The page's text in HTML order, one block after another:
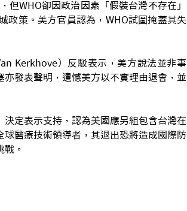
但WHO卻因政治因素「假裝台灣不存在」
政策。美方官員認為，WHO試圖掩蓋其失
Kerkhove）反駁表示，美方說法並非事
發表聲明，遺憾美方以不實理由退會，並
定表示支持，認為美國應另組包含台灣在
醫療技術領導者，其退出恐將造成國際防
戰。